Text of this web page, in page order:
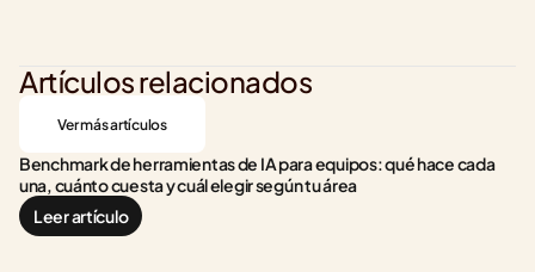
Artículos relacionados
Ver más artículos
Benchmark de herramientas de IA para equipos: qué hace cada
una, cuánto cuesta y cuál elegir según tu área
Leer artículo